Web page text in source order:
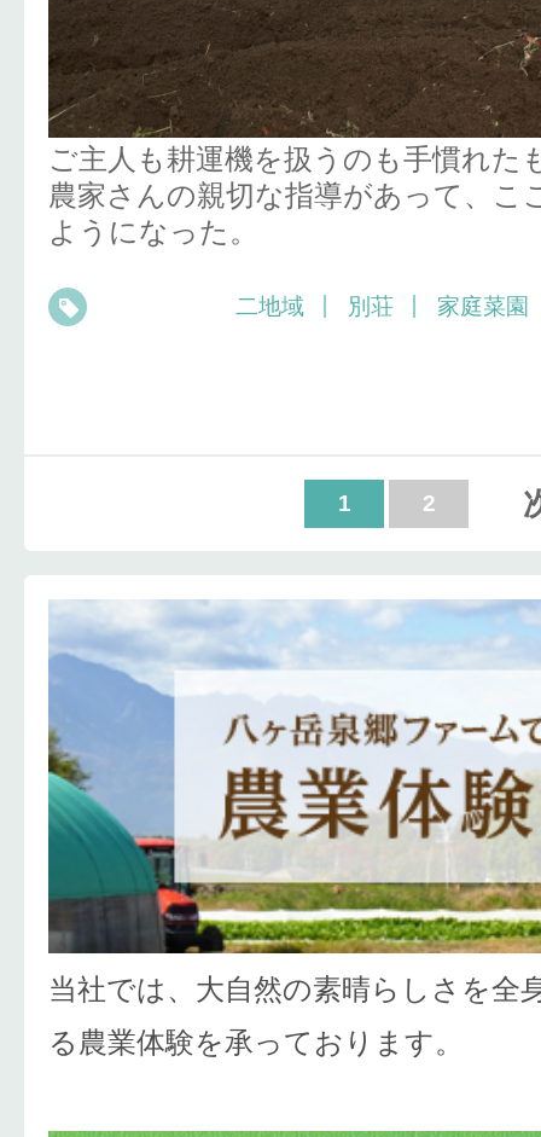
ご主人も耕運機を扱うのも手慣れた
農家さんの親切な指導があって、こ
ようになった。
二地域 別荘 家庭菜園
1 2
当社では、大自然の素晴らしさを全
る農業体験を承っております。